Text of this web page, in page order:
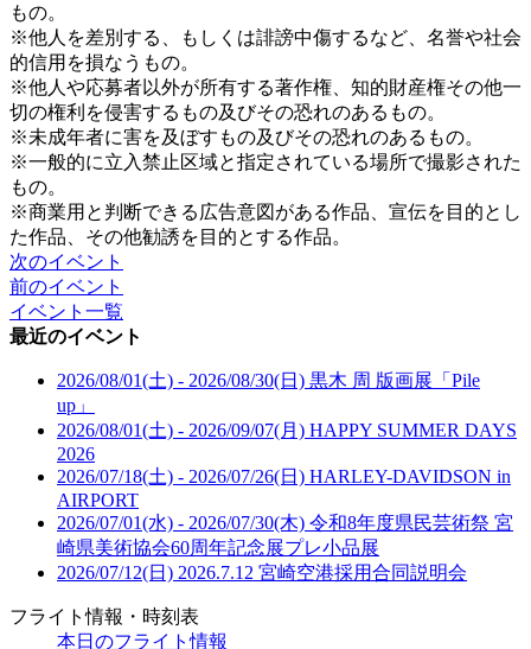
もの。
※他人を差別する、もしくは誹謗中傷するなど、名誉や社会
的信用を損なうもの。
※他人や応募者以外が所有する著作権、知的財産権その他一
切の権利を侵害するもの及びその恐れのあるもの。
※未成年者に害を及ぼすもの及びその恐れのあるもの。
※一般的に立入禁止区域と指定されている場所で撮影された
もの。
※商業用と判断できる広告意図がある作品、宣伝を目的とし
た作品、その他勧誘を目的とする作品。
次のイベント
前のイベント
イベント一覧
最近のイベント
2026/08/01(土) - 2026/08/30(日) 黒木 周 版画展「Pile
up」
2026/08/01(土) - 2026/09/07(月) HAPPY SUMMER DAYS
2026
2026/07/18(土) - 2026/07/26(日) HARLEY-DAVIDSON in
AIRPORT
2026/07/01(水) - 2026/07/30(木) 令和8年度県民芸術祭 宮
崎県美術協会60周年記念展プレ小品展
2026/07/12(日) 2026.7.12 宮崎空港採用合同説明会
フライト情報・時刻表
本日のフライト情報